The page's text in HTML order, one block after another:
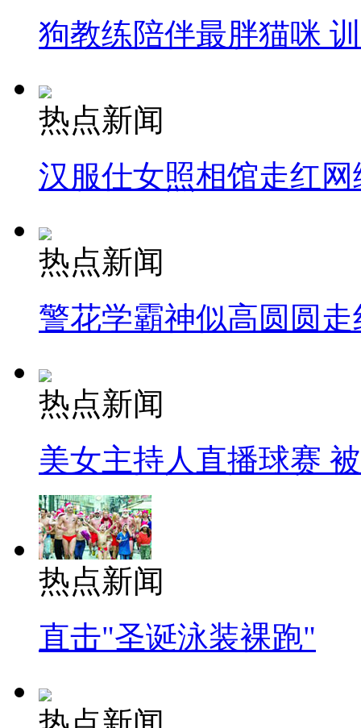
狗教练陪伴最胖猫咪
热点新闻
汉服仕女照相馆走红网
热点新闻
警花学霸神似高圆圆走
热点新闻
美女主持人直播球赛
热点新闻
直击"圣诞泳装裸跑"